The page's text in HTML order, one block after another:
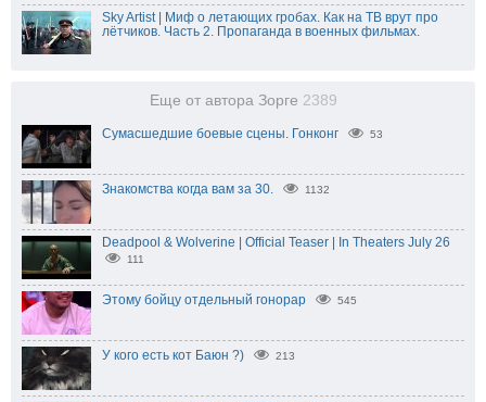
Sky Artist | Миф о летающих гробах. Как на ТВ врут про
лётчиков. Часть 2. Пропаганда в военных фильмах.
Еще от автора Зорге 2389
Сумасшедшие боевые сцены. Гонконг 53
Знакомства когда вам за 30. 1132
Deadpool & Wolverine | Official Teaser | In Theaters July 26
111
Этому бойцу отдельный гонорар 545
У кого есть кот Баюн ?) 213